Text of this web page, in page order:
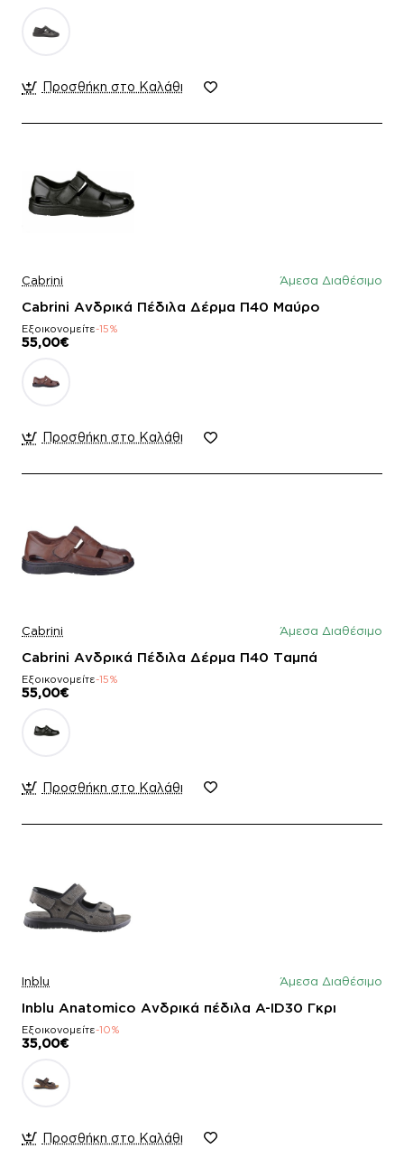
Προσθήκη στο Καλάθι
Cabrini Άμεσα Διαθέσιμο
Cabrini Ανδρικά Πέδιλα Δέρμα Π40 Μαύρο
Εξοικονομείτε-15%
55,00€
Προσθήκη στο Καλάθι
Cabrini Άμεσα Διαθέσιμο
Cabrini Ανδρικά Πέδιλα Δέρμα Π40 Ταμπά
Εξοικονομείτε-15%
55,00€
Προσθήκη στο Καλάθι
Inblu Άμεσα Διαθέσιμο
Inblu Anatomico Ανδρικά πέδιλα A-ID30 Γκρι
Εξοικονομείτε-10%
35,00€
Προσθήκη στο Καλάθι